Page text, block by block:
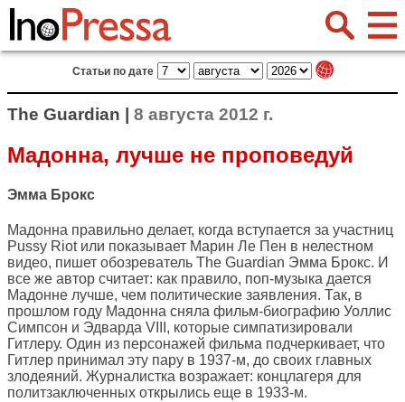
Статьи по дате
The Guardian | 8 августа 2012 г.
Мадонна, лучше не проповедуй
Эмма Брокс
Мадонна правильно делает, когда вступается за участниц
Pussy Riot или показывает Марин Ле Пен в нелестном
видео, пишет обозреватель The Guardian Эмма Брокс. И
все же автор считает: как правило, поп-музыка дается
Мадонне лучше, чем политические заявления. Так, в
прошлом году Мадонна сняла фильм-биографию Уоллис
Симпсон и Эдварда VIII, которые симпатизировали
Гитлеру. Один из персонажей фильма подчеркивает, что
Гитлер принимал эту пару в 1937-м, до своих главных
злодеяний. Журналистка возражает: концлагеря для
политзаключенных открылись еще в 1933-м.